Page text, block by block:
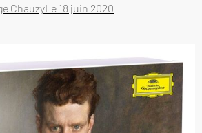
ChauzyLe 18 juin 2020